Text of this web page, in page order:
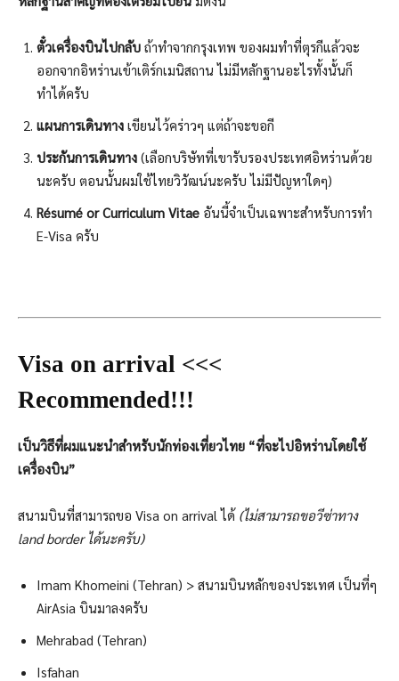
ตั๋วเครื่องบินไปกลับ ถ้าทำจากกรุงเทพ ของผมทำที่ตุรกีแล้วจะ
ออกจากอิหร่านเข้าเติร์กเมนิสถาน ไม่มีหลักฐานอะไรทั้งนั้นก็
ทำได้ครับ
แผนการเดินทาง เขียนไว้คร่าวๆ แต่ถ้าจะขอกี
ประกันการเดินทาง (เลือกบริษัทที่เขารับรองประเทศอิหร่านด้วย
นะครับ ตอนนั้นผมใช้ไทยวิวัฒน์นะครับ ไม่มีปัญหาใดๆ)
Résumé or Curriculum Vitae อันนี้จำเป็นเฉพาะสำหรับการทำ
E-Visa ครับ
Visa on arrival <<<
Recommended!!!
เป็นวิธีที่ผมแนะนำสำหรับนักท่องเที่ยวไทย “ที่จะไปอิหร่านโดยใช้
เครื่องบิน”
สนามบินที่สามารถขอ Visa on arrival ได้ (ไม่สามารถขอวีซ่าทาง
land border ได้นะครับ)
Imam Khomeini (Tehran) > สนามบินหลักของประเทศ เป็นที่ๆ
AirAsia บินมาลงครับ
Mehrabad (Tehran)
Isfahan